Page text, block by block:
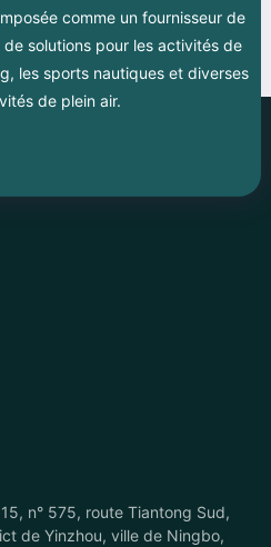
comme un fournisseur de
solutions pour les activités de
les sports nautiques et diverses
de plein air.
n° 575, route Tiantong Sud,
de Yinzhou, ville de Ningbo,